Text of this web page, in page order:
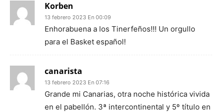
Korben
13 febrero 2023 En 00:09
Enhorabuena a los Tinerfeños!!! Un orgullo
para el Basket español!
canarista
13 febrero 2023 En 07:16
Grande mi Canarias, otra noche histórica vivida
en el pabellón. 3ª intercontinental y 5º título en